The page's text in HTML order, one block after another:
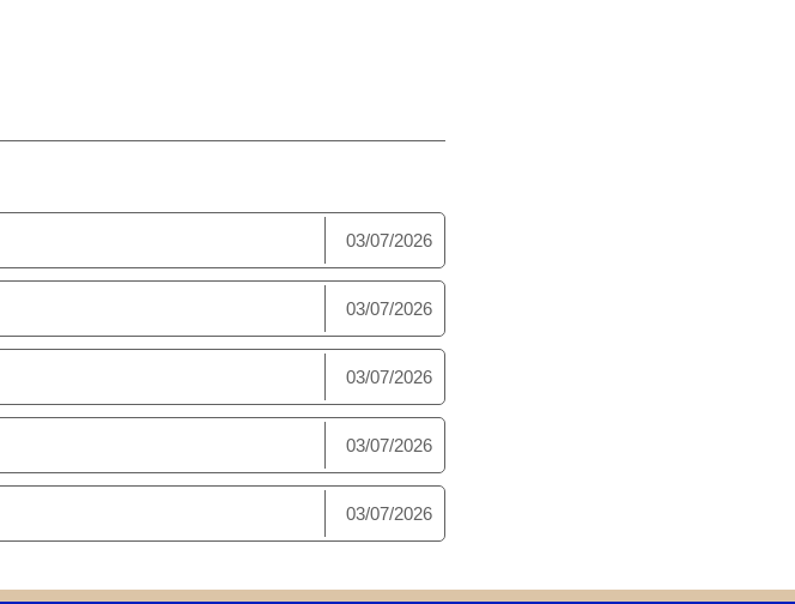
03/07/2026
03/07/2026
03/07/2026
03/07/2026
03/07/2026